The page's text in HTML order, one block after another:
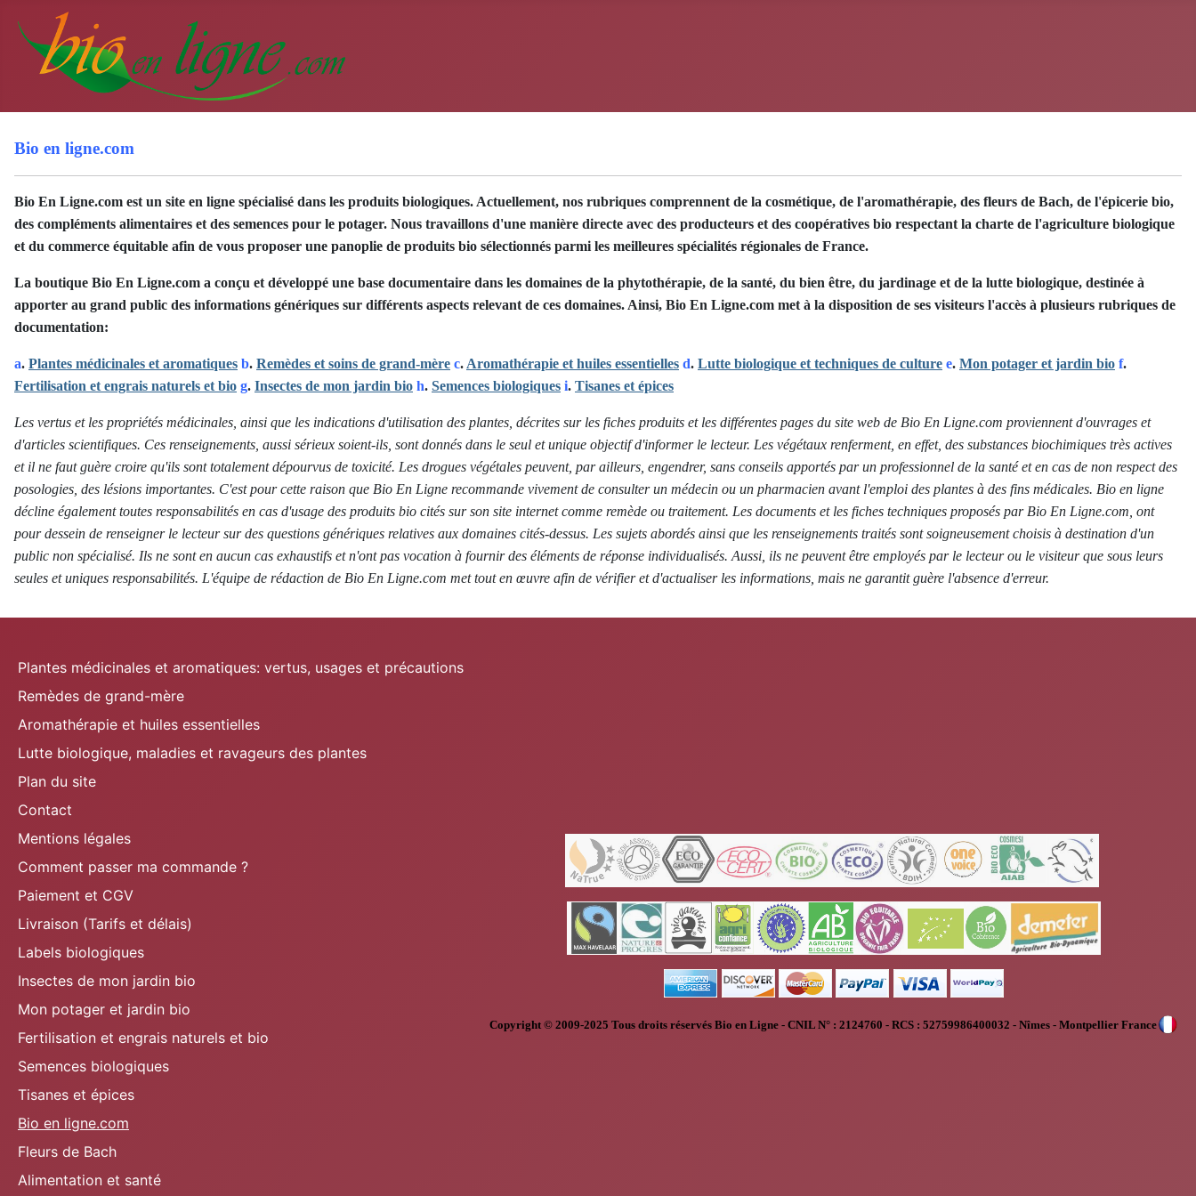
Bio en ligne.com
Bio En Ligne.com est un site en ligne spécialisé dans les produits biologiques. Actuellement, nos rubriques comprennent de la cosmétique, de l'aromathérapie, des fleurs de Bach, de l'épicerie bio,
des compléments alimentaires et des semences pour le potager. Nous travaillons d'une manière directe avec des producteurs et des coopératives bio respectant la charte de l'agriculture biologique
et du commerce équitable afin de vous proposer une panoplie de produits bio sélectionnés parmi les meilleures spécialités régionales de France.
La boutique Bio En Ligne.com a conçu et développé une base documentaire dans les domaines de la phytothérapie, de la santé, du bien être, du jardinage et de la lutte biologique, destinée à
apporter au grand public des informations génériques sur différents aspects relevant de ces domaines. Ainsi, Bio En Ligne.com met à la disposition de ses visiteurs l'accès à plusieurs rubriques de
documentation:
a. Plantes médicinales et aromatiques b. Remèdes et soins de grand-mère c. Aromathérapie et huiles essentielles d. Lutte biologique et techniques de culture e. Mon potager et jardin bio f.
Fertilisation et engrais naturels et bio g. Insectes de mon jardin bio h. Semences biologiques i. Tisanes et épices
Les vertus et les propriétés médicinales, ainsi que les indications d'utilisation des plantes, décrites sur les fiches produits et les différentes pages du site web de Bio En Ligne.com proviennent d'ouvrages et
d'articles scientifiques. Ces renseignements, aussi sérieux soient-ils, sont donnés dans le seul et unique objectif d'informer le lecteur. Les végétaux renferment, en effet, des substances biochimiques très actives
et il ne faut guère croire qu'ils sont totalement dépourvus de toxicité. Les drogues végétales peuvent, par ailleurs, engendrer, sans conseils apportés par un professionnel de la santé et en cas de non respect des
posologies, des lésions importantes. C'est pour cette raison que Bio En Ligne recommande vivement de consulter un médecin ou un pharmacien avant l'emploi des plantes à des fins médicales. Bio en ligne
décline également toutes responsabilités en cas d'usage des produits bio cités sur son site internet comme remède ou traitement. Les documents et les fiches techniques proposés par Bio En Ligne.com, ont
pour dessein de renseigner le lecteur sur des questions génériques relatives aux domaines cités-dessus. Les sujets abordés ainsi que les renseignements traités sont soigneusement choisis à destination d'un
public non spécialisé. Ils ne sont en aucun cas exhaustifs et n'ont pas vocation à fournir des éléments de réponse individualisés. Aussi, ils ne peuvent être employés par le lecteur ou le visiteur que sous leurs
seules et uniques responsabilités. L'équipe de rédaction de Bio En Ligne.com met tout en œuvre afin de vérifier et d'actualiser les informations, mais ne garantit guère l'absence d'erreur.
Plantes médicinales et aromatiques: vertus, usages et précautions
Remèdes de grand-mère
Aromathérapie et huiles essentielles
Lutte biologique, maladies et ravageurs des plantes
Plan du site
Contact
Mentions légales
Comment passer ma commande ?
Paiement et CGV
Livraison (Tarifs et délais)
Labels biologiques
Insectes de mon jardin bio
Mon potager et jardin bio
Fertilisation et engrais naturels et bio
Semences biologiques
Tisanes et épices
Bio en ligne.com
Fleurs de Bach
Alimentation et santé
Copyright © 2009-2025 Tous droits réservés Bio en Ligne - CNIL N° : 2124760 - RCS : 52759986400032 - Nîmes - Montpellier France